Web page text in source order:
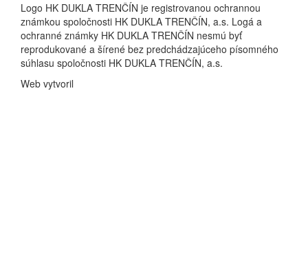
Logo HK DUKLA TRENČÍN je registrovanou ochrannou
známkou spoločnosti HK DUKLA TRENČÍN, a.s. Logá a
ochranné známky HK DUKLA TRENČÍN nesmú byť
reprodukované a šírené bez predchádzajúceho písomného
súhlasu spoločnosti HK DUKLA TRENČÍN, a.s.
Web vytvoril